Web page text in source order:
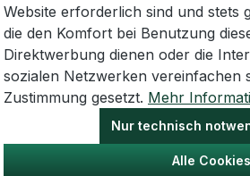
Website erforderlich sind und stets
die den Komfort bei Benutzung
Direktwerbung dienen oder die
sozialen Netzwerken
Zustimmung gesetzt. Mehr
Nur technisch
Alle